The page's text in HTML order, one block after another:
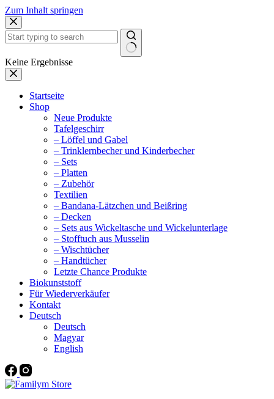
Zum Inhalt springen
Keine Ergebnisse
Startseite
Shop
Neue Produkte
Tafelgeschirr
– Löffel und Gabel
– Trinklernbecher und Kinderbecher
– Sets
– Platten
– Zubehör
Textilien
– Bandana-Lätzchen und Beißring
– Decken
– Sets aus Wickeltasche und Wickelunterlage
– Stofftuch aus Musselin
– Wischtücher
– Handtücher
Letzte Chance Produkte
Biokunststoff
Für Wiederverkäufer
Kontakt
Deutsch
Deutsch
Magyar
English